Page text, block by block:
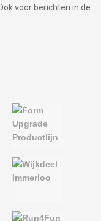
voor berichten in de